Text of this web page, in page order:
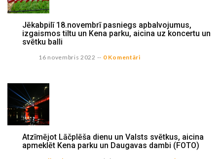
Jēkabpilī 18.novembrī pasniegs apbalvojumus,
izgaismos tiltu un Kena parku, aicina uz koncertu un
svētku balli
16 novembris 2022 -- 0 Komentāri
Atzīmējot Lāčplēša dienu un Valsts svētkus, aicina
apmeklēt Kena parku un Daugavas dambi (FOTO)